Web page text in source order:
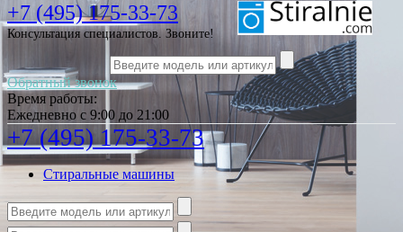
+7 (495) 175-33-73
Консультация специалистов. Звоните!
Обратный звонок
Время работы:
Ежедневно с 9:00 до 21:00
+7 (495) 175-33-73
Стиральные машины